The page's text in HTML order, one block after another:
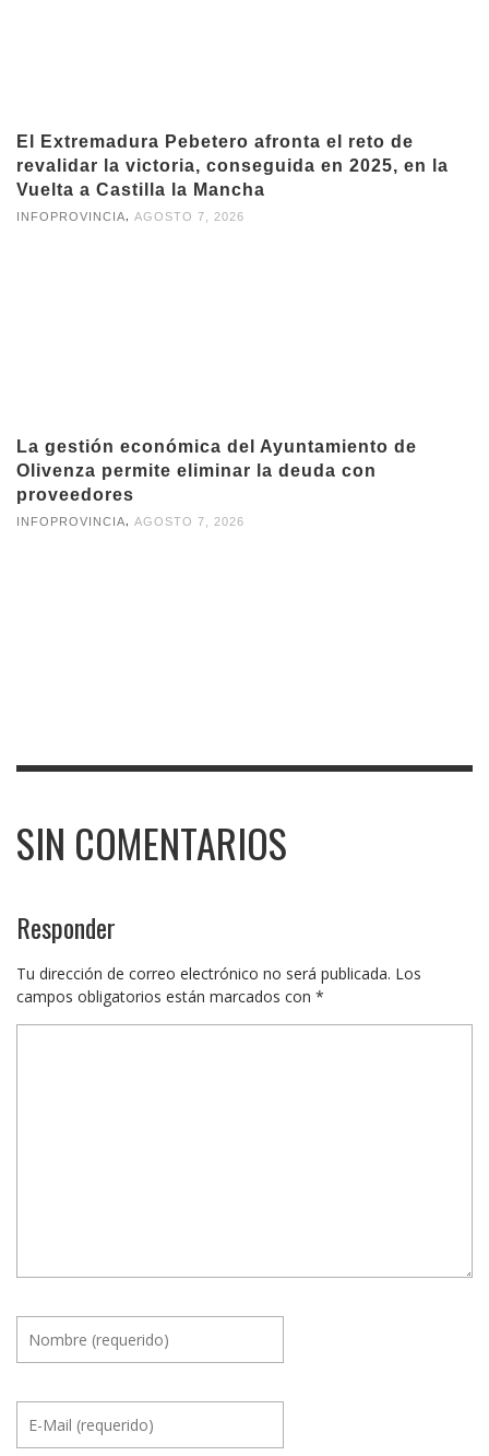
El Extremadura Pebetero afronta el reto de
revalidar la victoria, conseguida en 2025, en la
Vuelta a Castilla la Mancha
INFOPROVINCIA, AGOSTO 7, 2026
La gestión económica del Ayuntamiento de
Olivenza permite eliminar la deuda con
proveedores
INFOPROVINCIA AGOSTO 7, 2026
SIN COMENTARIOS
Responder
Tu dirección de correo electrónico no será publicada. Los
campos obligatorios están marcados con *